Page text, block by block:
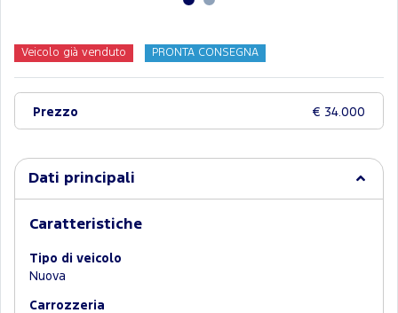
Veicolo già venduto PRONTA CONSEGNA
Prezzo € 34.000
Dati principali
Caratteristiche
Tipo di veicolo
Nuova
Carrozzeria